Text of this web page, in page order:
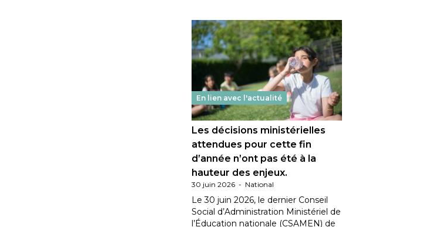
En lien avec l'actualité
Les décisions ministérielles
attendues pour cette fin
d’année n’ont pas été à la
hauteur des enjeux.
30 juin 2026 - National
Le 30 juin 2026, le dernier Conseil
Social d’Administration Ministériel de
l’Éducation nationale (CSAMEN) de